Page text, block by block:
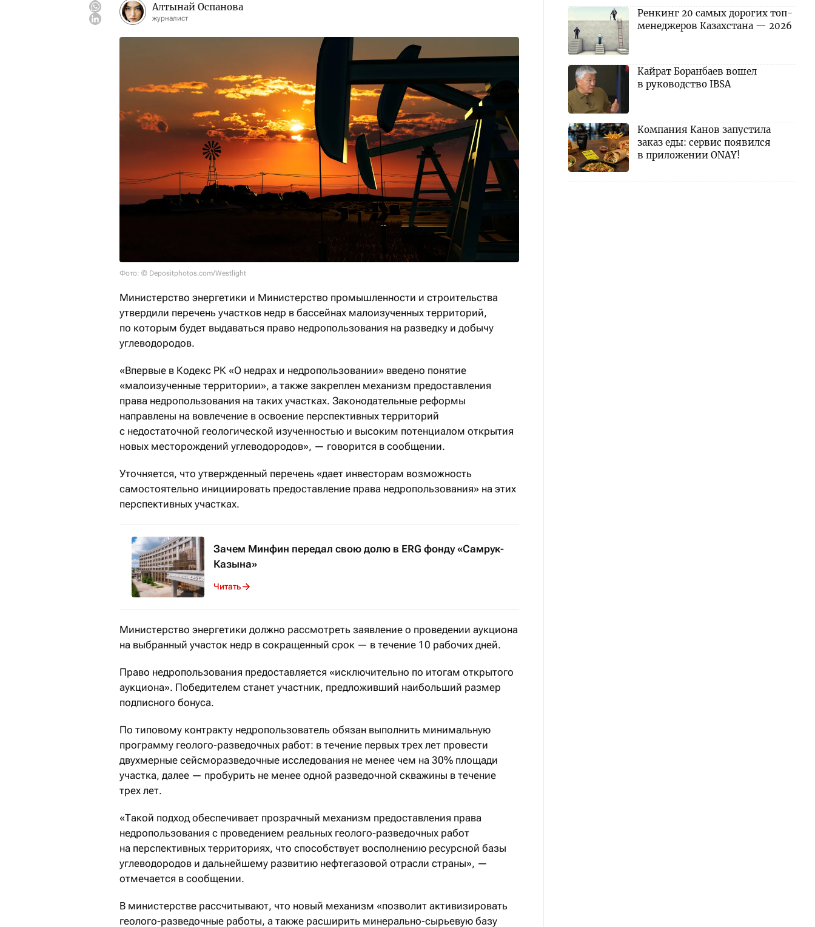
Алтынай Оспанова
журналист
Фото: © Depositphotos.com/Westlight
Министерство энергетики и Министерство промышленности и строительства
утвердили перечень участков недр в бассейнах малоизученных территорий,
по которым будет выдаваться право недропользования на разведку и добычу
углеводородов.
«Впервые в Кодекс РК «О недрах и недропользовании» введено понятие
«малоизученные территории», а также закреплен механизм предоставления
права недропользования на таких участках. Законодательные реформы
направлены на вовлечение в освоение перспективных территорий
с недостаточной геологической изученностью и высоким потенциалом открытия
новых месторождений углеводородов», — говорится в сообщении.
Уточняется, что утвержденный перечень «дает инвесторам возможность
самостоятельно инициировать предоставление права недропользования» на этих
перспективных участках.
Зачем Минфин передал свою долю в ERG фонду «Самрук-
Казына»
Читать
Министерство энергетики должно рассмотреть заявление о проведении аукциона
на выбранный участок недр в сокращенный срок — в течение 10 рабочих дней.
Право недропользования предоставляется «исключительно по итогам открытого
аукциона». Победителем станет участник, предложивший наибольший размер
подписного бонуса.
По типовому контракту недропользователь обязан выполнить минимальную
программу геолого-разведочных работ: в течение первых трех лет провести
двухмерные сейсморазведочные исследования не менее чем на 30% площади
участка, далее — пробурить не менее одной разведочной скважины в течение
трех лет.
«Такой подход обеспечивает прозрачный механизм предоставления права
недропользования с проведением реальных геолого-разведочных работ
на перспективных территориях, что способствует восполнению ресурсной базы
углеводородов и дальнейшему развитию нефтегазовой отрасли страны», —
отмечается в сообщении.
В министерстве рассчитывают, что новый механизм «позволит активизировать
геолого-разведочные работы, а также расширить минерально-сырьевую базу
Ренкинг 20 самых дорогих топ-
менеджеров Казахстана — 2026
Кайрат Боранбаев вошел
в руководство IBSA
Компания Канов запустила
заказ еды: сервис появился
в приложении ONAY!